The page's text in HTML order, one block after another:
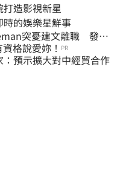
造影視新星
的娛樂星鮮事
突憂建文離職 發聲
格說愛妳！ PR
預示擴大對中經貿合作